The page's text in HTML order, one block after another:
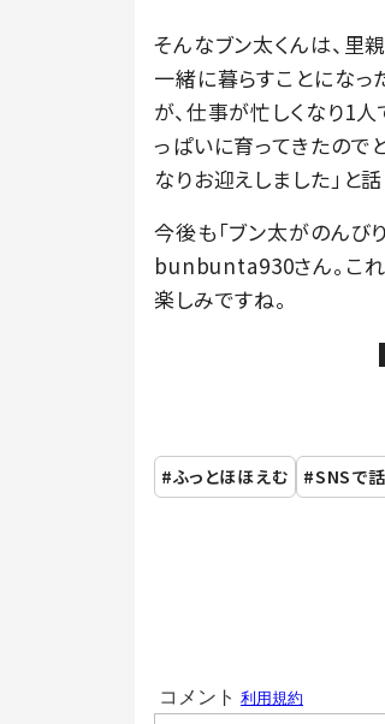
そんなブン太くんは、里親
一緒に暮らすことになっ
が、仕事が忙しくなり1
っぱいに育ってきたの
なりお迎えしました」と話
今後も「ブン太がのんび
bunbunta930さん。これ
楽しみですね。
ふっとほほえむ SNSで